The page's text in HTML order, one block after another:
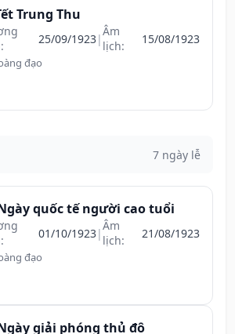
Trung Thu
25/09/1923|Âm
lịch:
15/08/1923
đạo
7 ngày lễ
quốc tế người cao tuổi
01/10/1923|Âm
lịch:
21/08/1923
đạo
giải phóng thủ đô